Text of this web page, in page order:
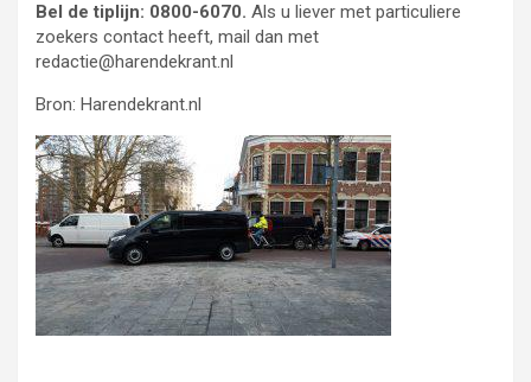
Bel de tiplijn: 0800-6070. Als u liever met particuliere
zoekers contact heeft, mail dan met
redactie@harendekrant.nl
Bron: Harendekrant.nl